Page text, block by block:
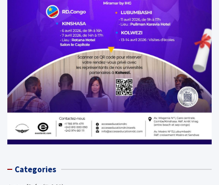
Categories